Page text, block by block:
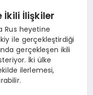
İkili İlişkiler
Rus heyetine
ile gerçekleştirdiği
gerçekleşen ikili
İki ülke
ilerlemesi,